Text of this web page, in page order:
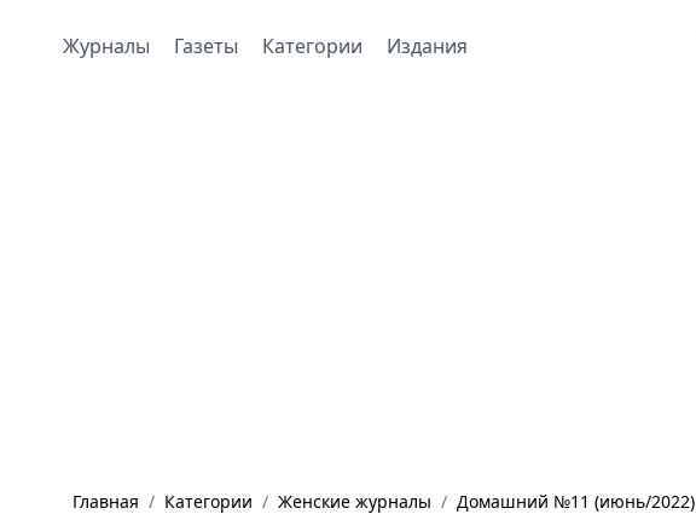
Журналы Газеты Категории Издания
Главная / Категории / Женские журналы / Домашний №11 (июнь/2022)